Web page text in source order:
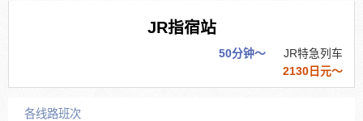
JR指宿站
50分钟～
JR特急列车
2130日元～
各线路班次